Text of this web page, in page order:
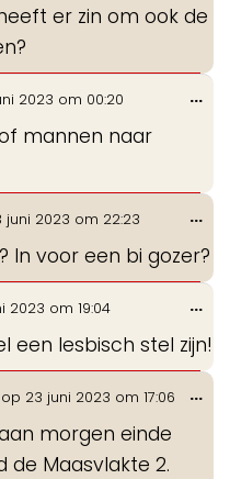
er zin om ook de
2023 om 00:20
mannen naar
...
juni 2023 om 22:23
In voor een bi gozer?
...
2023 om 19:04
een lesbisch stel zijn!
...
23 juni 2023 om 17:06
morgen einde
de Maasvlakte 2.
...